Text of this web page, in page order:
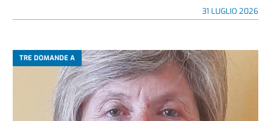
31 LUGLIO 2026
TRE DOMANDE A